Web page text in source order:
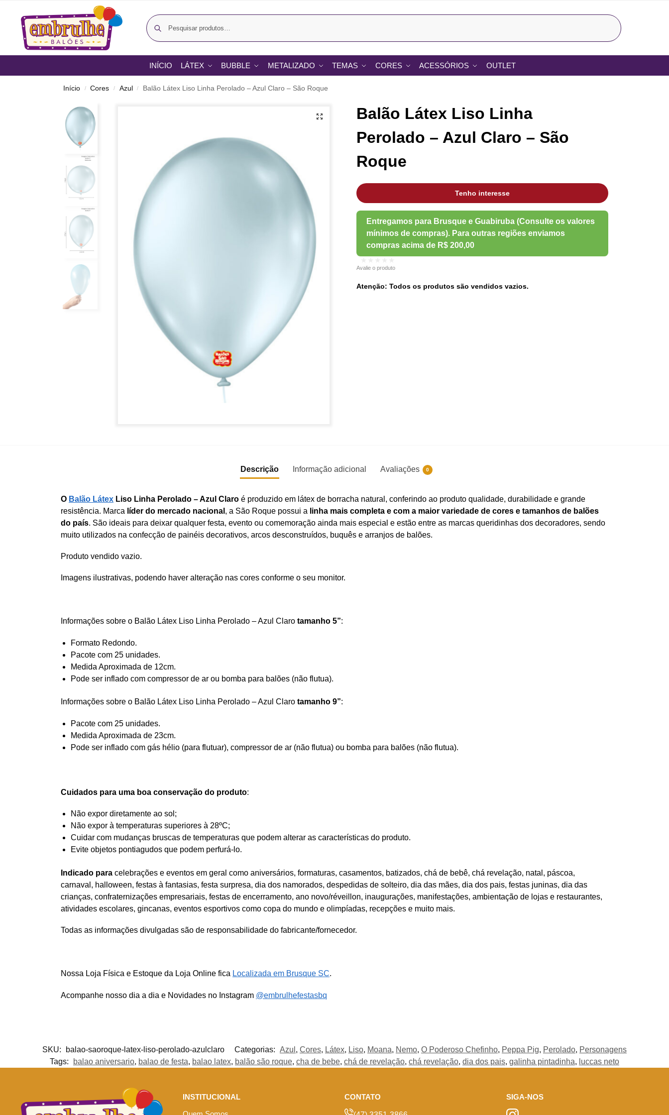
Pesquisar
INÍCIO LÁTEX BUBBLE METALIZADO TEMAS CORES ACESSÓRIOS OUTLET
Início / Cores / Azul / Balão Látex Liso Linha Perolado – Azul Claro – São Roque
Balão Látex Liso Linha
Perolado – Azul Claro – São
Roque
Tenho interesse
Avalie o produto
Atenção: Todos os produtos são vendidos vazios.
Descrição Informação adicional Avaliações 0
O Balão Látex Liso Linha Perolado – Azul Claroé produzido em látex de borracha natural, conferindo ao produto qualidade, durabilidade e grande
resistência. Marca líder do mercado nacional , a São Roque possui a linha mais completa e com a maior variedade de cores e tamanhos de balões
do país. São ideais para deixar qualquer festa, evento ou comemoração ainda mais especial e estão entre as marcas queridinhas dos decoradores, sendo
muito utilizados na confecção de painéis decorativos, arcos desconstruídos, buquês e arranjos de balões.
Produto vendido vazio.
Imagens ilustrativas, podendo haver alteração nas cores conforme o seu monitor.
Informações sobre o Balão Látex Liso Linha Perolado – Azul Clarotamanho 5”:
Formato Redondo.
Pacote com 25 unidades.
Medida Aproximada de 12cm.
Pode ser inflado com compressor de ar ou bomba para balões (não flutua).
Informações sobre o Balão Látex Liso Linha Perolado – Azul Clarotamanho 9”:
Pacote com 25 unidades.
Medida Aproximada de 23cm.
Pode ser inflado com gás hélio (para flutuar), compressor de ar (não flutua) ou bomba para balões (não flutua).
Cuidados para uma boa conservação do produto:
Não expor diretamente ao sol;
Não expor à temperaturas superiores à 28ºC;
Cuidar com mudanças bruscas de temperaturas que podem alterar as características do produto.
Evite objetos pontiagudos que podem perfurá-lo.
Indicado para celebrações e eventos em geral como aniversários, formaturas, casamentos, batizados, chá de bebê, chá revelação, natal, páscoa,
carnaval, halloween, festas à fantasias, festa surpresa, dia dos namorados, despedidas de solteiro, dia das mães, dia dos pais, festas juninas, dia das
crianças, confraternizações empresariais, festas de encerramento, ano novo/réveillon, inaugurações, manifestações, ambientação de lojas e restaurantes,
atividades escolares, gincanas, eventos esportivos como copa do mundo e olimpíadas, recepções e muito mais.
Todas as informações divulgadas são de responsabilidade do fabricante/fornecedor.
Nossa Loja Física e Estoque da Loja Online fica Localizada em Brusque SC.
Acompanhe nosso dia a dia e Novidades no Instagram @embrulhefestasbq
SKU: balao-saoroque-latex-liso-perolado-azulclaro Categorias: Azul , Cores, Látex, Liso, Moana, Nemo, O Poderoso Chefinho, Peppa Pig, Perolado, Personagens
Tags:
balao aniversario, balao de festa, balao latex, balão são roque, cha de bebe, chá de revelação, chá revelação, dia dos pais, galinha pintadinha, luccas neto
INSTITUCIONAL CONTATO SIGA-NOS